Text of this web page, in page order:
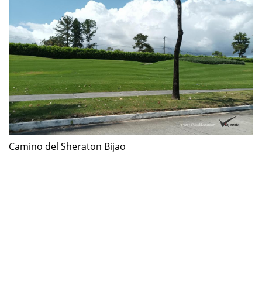
Camino del Sheraton Bijao